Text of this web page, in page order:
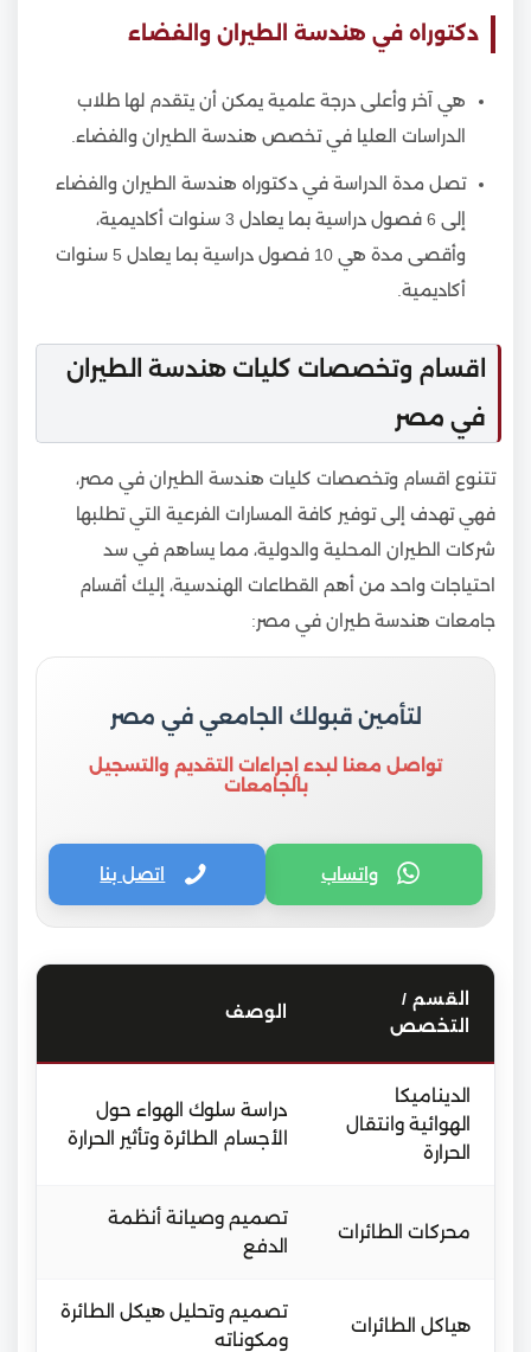
دكتوراه في هندسة الطيران والفضاء
هي آخر وأعلى درجة علمية يمكن أن يتقدم لها طلاب
الدراسات العليا في تخصص هندسة الطيران والفضاء.
تصل مدة الدراسة في دكتوراه هندسة الطيران والفضاء
إلى 6 فصول دراسية بما يعادل 3 سنوات أكاديمية،
وأقصى مدة هي 10 فصول دراسية بما يعادل 5 سنوات
أكاديمية.
اقسام وتخصصات كليات هندسة الطيران
في مصر
تتنوع اقسام وتخصصات كليات هندسة الطيران في مصر،
فهي تهدف إلى توفير كافة المسارات الفرعية التي تطلبها
شركات الطيران المحلية والدولية، مما يساهم في سد
احتياجات واحد من أهم القطاعات الهندسية، إليك أقسام
جامعات هندسة طيران في مصر:
لتأمين قبولك الجامعي في مصر
تواصل معنا لبدء إجراءات التقديم والتسجيل
بالجامعات
واتساب اتصل بنا
القسم /
التخصص
الوصف
الديناميكا
الهوائية وانتقال
الحرارة
دراسة سلوك الهواء حول
الأجسام الطائرة وتأثير الحرارة
محركات الطائرات
تصميم وصيانة أنظمة
الدفع
هياكل الطائرات
تصميم وتحليل هيكل الطائرة
ومكوناته